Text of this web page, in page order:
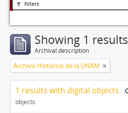
Filters
Showing 1 results
Archival description
Archivo Histórico de la UNAM
1 results with digital objects
objects